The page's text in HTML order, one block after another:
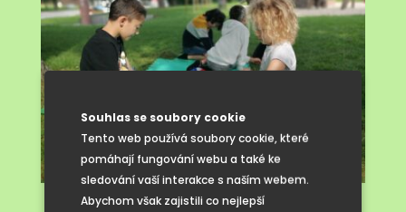
Souhlas se soubory cookie
Tento web používá soubory cookie, které
pomáhají fungování webu a také ke
sledování vaší interakce s naším webem.
Abychom však zajistili co nejlepší